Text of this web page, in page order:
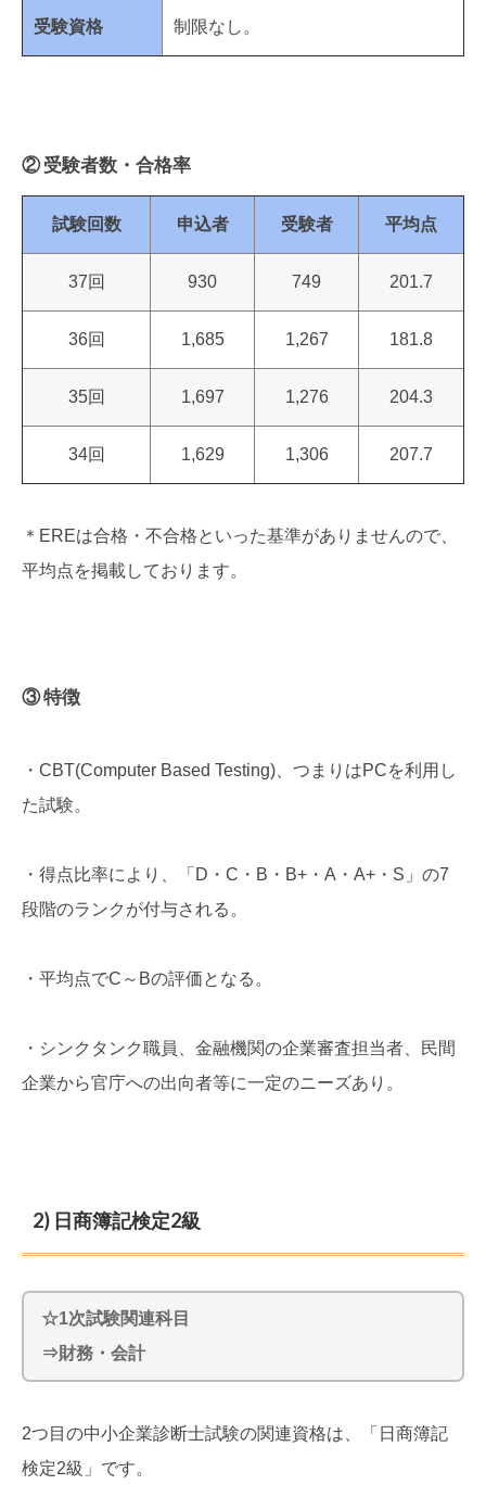
受験資格 制限なし。
② 受験者数・合格率
試験回数 申込者 受験者 平均点
37回 930 749 201.7
36回 1,685 1,267 181.8
35回 1,697 1,276 204.3
34回 1,629 1,306 207.7
＊EREは合格・不合格といった基準がありませんので、
平均点を掲載しております。
③ 特徴
・CBT(Computer Based Testing)、つまりはPCを利用し
た試験。
・得点比率により、「D・C・B・B+・A・A+・S」の7
段階のランクが付与される。
・平均点でC～Bの評価となる。
・シンクタンク職員、金融機関の企業審査担当者、民間
企業から官庁への出向者等に一定のニーズあり。
2) 日商簿記検定2級
☆1次試験関連科目
⇒財務・会計
2つ目の中小企業診断士試験の関連資格は、「日商簿記
検定2級」です。